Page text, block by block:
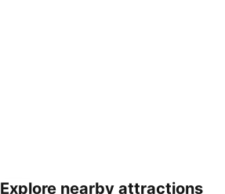
Explore nearby attractions